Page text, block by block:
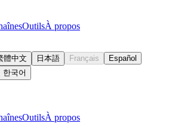
OutilsÀ propos
體中文 日本語 Français
Español
한국어
OutilsÀ propos